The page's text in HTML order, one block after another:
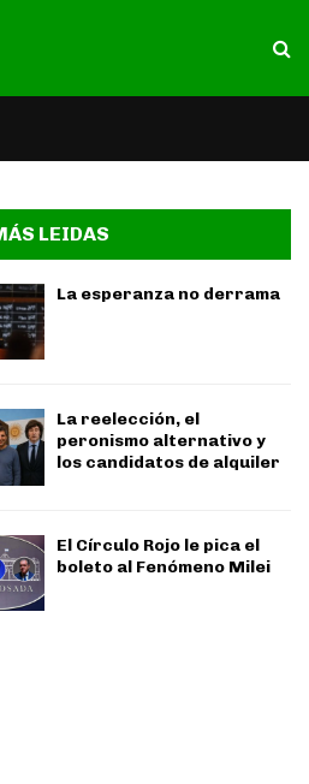
LEIDAS
La esperanza no derrama
La reelección, el
peronismo alternativo y
los candidatos de alquiler
El Círculo Rojo le pica el
boleto al Fenómeno Milei